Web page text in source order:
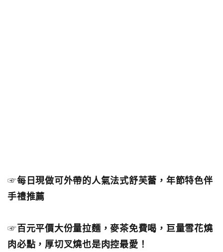
☞每日現做可外帶的人氣法式舒芙蕾，年節特色伴
手禮推薦
☞ 百元平價大份量拉麵，麥茶免費喝，巨量雪花燒
肉必點，厚切叉燒也是肉控最愛！